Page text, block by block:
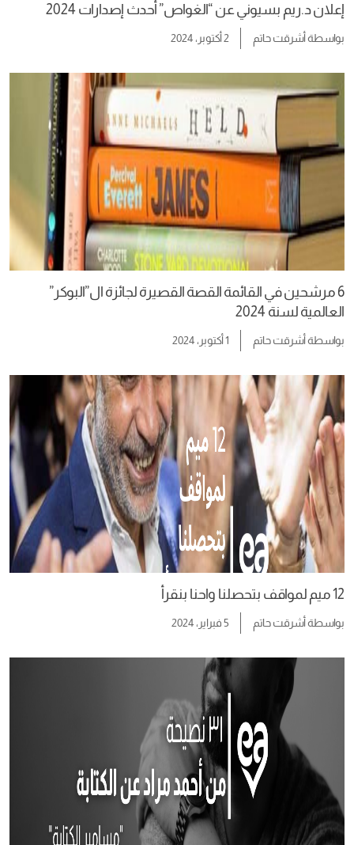
إعلان د.ريم بسيوني عن “الغواص” أحدث إصدارات 2024
بواسطةأشرقت حاتم 2 أكتوبر، 2024
6 مرشحين في القائمة القصة القصيرة لجائزة ال”البوكر”
العالمية لسنة 2024
بواسطةأشرقت حاتم 1 أكتوبر، 2024
12 ميم لمواقف بتحصلنا واحنا بنقرأ
بواسطةأشرقت حاتم 5 فبراير، 2024